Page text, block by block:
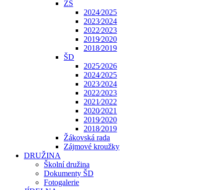
ZŠ
2024⁄2025
2023⁄2024
2022⁄2023
2019⁄2020
2018⁄2019
ŠD
2025⁄2026
2024⁄2025
2023⁄2024
2022⁄2023
2021⁄2022
2020⁄2021
2019⁄2020
2018⁄2019
Žákovská rada
Zájmové kroužky
DRUŽINA
Školní družina
Dokumenty ŠD
Fotogalerie